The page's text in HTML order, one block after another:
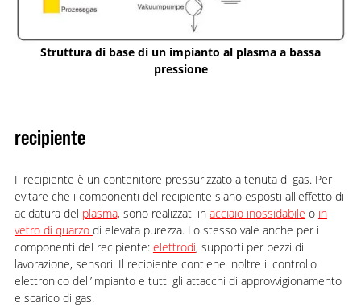
Struttura di base di un impianto al plasma a bassa
pressione
recipiente
Il recipiente è un contenitore pressurizzato a tenuta di gas. Per
evitare che i componenti del recipiente siano esposti all'effetto di
acidatura del plasma, sono realizzati in acciaio inossidabile o in
vetro di quarzo di elevata purezza. Lo stesso vale anche per i
componenti del recipiente: elettrodi, supporti per pezzi di
lavorazione, sensori. Il recipiente contiene inoltre il controllo
elettronico dell’impianto e tutti gli attacchi di approvvigionamento
e scarico di gas.